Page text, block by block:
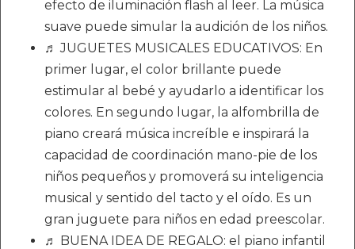
efecto de iluminación flash al leer. La música
suave puede simular la audición de los niños.
♬ JUGUETES MUSICALES EDUCATIVOS: En
primer lugar, el color brillante puede
estimular al bebé y ayudarlo a identificar los
colores. En segundo lugar, la alfombrilla de
piano creará música increíble e inspirará la
capacidad de coordinación mano-pie de los
niños pequeños y promoverá su inteligencia
musical y sentido del tacto y el oído. Es un
gran juguete para niños en edad preescolar.
♬ BUENA IDEA DE REGALO: el piano infantil